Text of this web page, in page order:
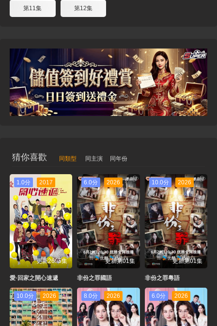
第11集 第12集
猜你喜歡 同類型 同主演 同年份
1.0分 2017
更新2695集
愛·回家之開心速遞
6.0分 2026
更新第01集
非份之罪國語
10.0分 2026
更新第01集
非份之罪粵語
10.0分 2026 8.0分 2026 6.0分 2026